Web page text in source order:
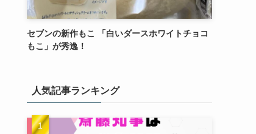
セブンの新作もこ 「白いダースホワイトチョコ
もこ」が秀逸！
人気記事ランキング